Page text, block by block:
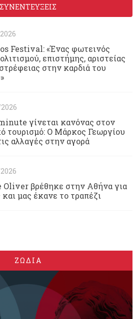
ΣΥΝΕΝΤΕΥΞΕΙΣ
Festival: «Ένας φωτεινός
επιστήμης, αριστείας
στην καρδιά του
γίνεται κανόνας στον
τουρισμό: Ο Μάρκος Γεωργίου
αλλαγές στην αγορά
Oliver βρέθηκε στην Αθήνα για
μας έκανε το τραπέζι
ΖΩΔΙΑ